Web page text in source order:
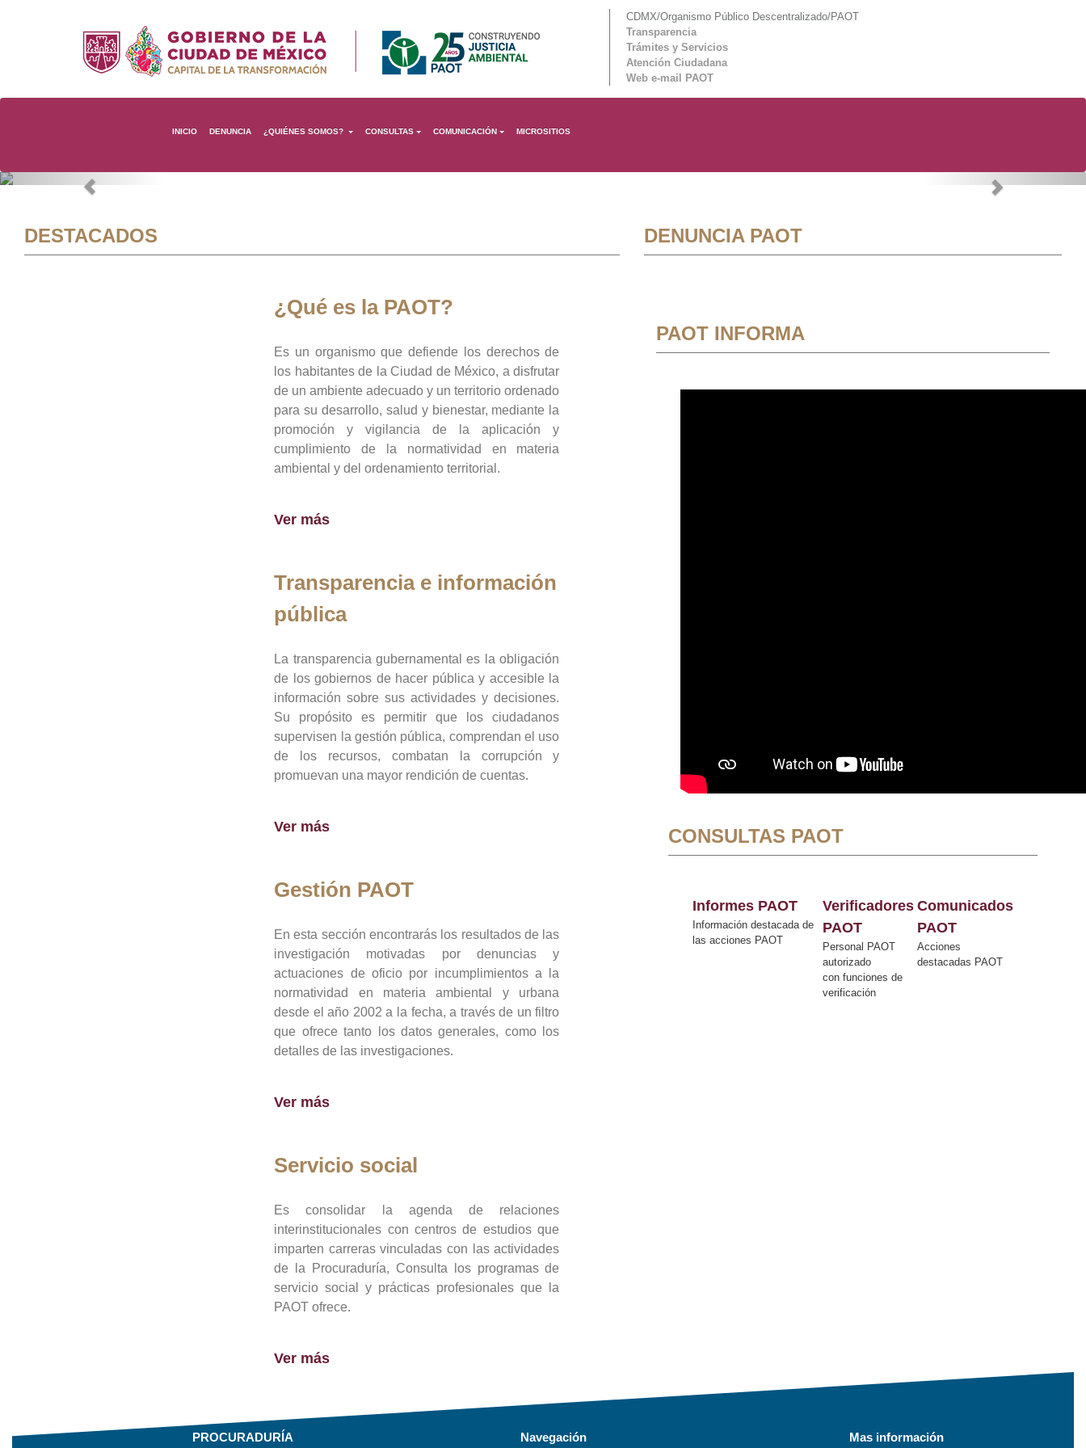
CDMX/Organismo Público Descentralizado/PAOT
Transparencia
Trámites y Servicios
Atención Ciudadana
Web e-mail PAOT
INICIO DENUNCIA ¿QUIÉNES SOMOS? CONSULTAS COMUNICACIÓN MICROSITIOS
Previous Next
DESTACADOS
¿Qué es la PAOT?
Es un organismo que defiende los derechos de
los habitantes de la Ciudad de México, a disfrutar
de un ambiente adecuado y un territorio ordenado
para su desarrollo, salud y bienestar, mediante la
promoción y vigilancia de la aplicación y
cumplimiento de la normatividad en materia
ambiental y del ordenamiento territorial.
Ver más
Transparencia e información
pública
La transparencia gubernamental es la obligación
de los gobiernos de hacer pública y accesible la
información sobre sus actividades y decisiones.
Su propósito es permitir que los ciudadanos
supervisen la gestión pública, comprendan el uso
de los recursos, combatan la corrupción y
promuevan una mayor rendición de cuentas.
Ver más
Gestión PAOT
En esta sección encontrarás los resultados de las
investigación motivadas por denuncias y
actuaciones de oficio por incumplimientos a la
normatividad en materia ambiental y urbana
desde el año 2002 a la fecha, a través de un filtro
que ofrece tanto los datos generales, como los
detalles de las investigaciones.
Ver más
Servicio social
Es consolidar la agenda de relaciones
interinstitucionales con centros de estudios que
imparten carreras vinculadas con las actividades
de la Procuraduría, Consulta los programas de
servicio social y prácticas profesionales que la
PAOT ofrece.
Ver más
DENUNCIA PAOT
PAOT INFORMA
CONSULTAS PAOT
Informes PAOT
Información destacada de
las acciones PAOT
Verificadores
PAOT
Personal PAOT
autorizado
con funciones de
verificación
Comunicados
PAOT
Acciones
destacadas PAOT
PROCURADURÍA Navegación Mas información